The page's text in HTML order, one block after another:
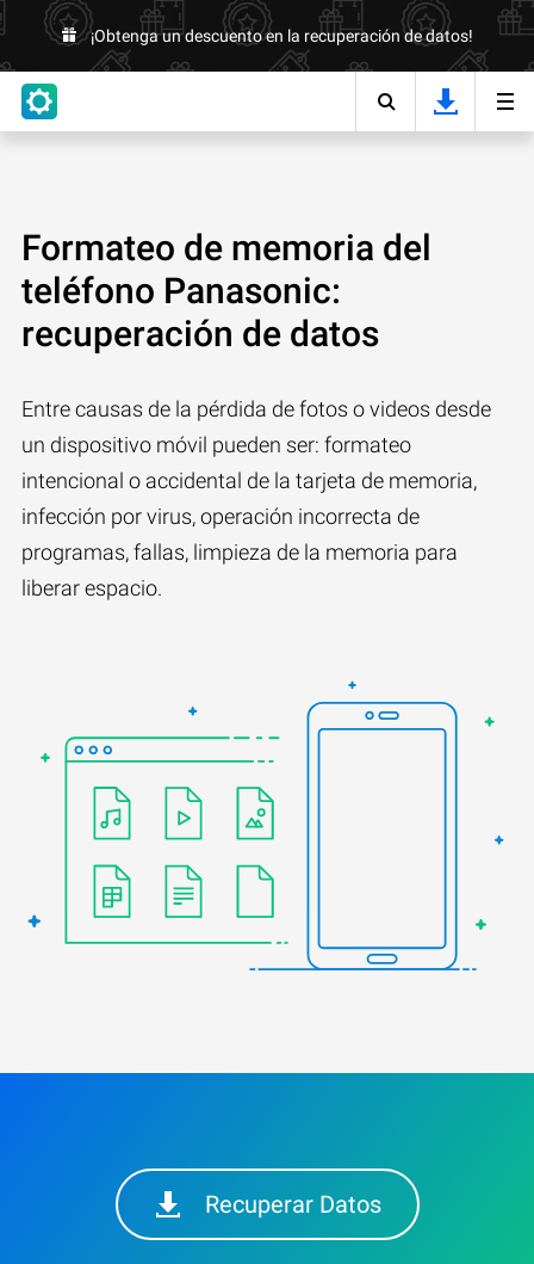
¡Obtenga un descuento en la recuperación de datos!
Formateo de memoria del
teléfono Panasonic:
recuperación de datos
Entre causas de la pérdida de fotos o videos desde
un dispositivo móvil pueden ser: formateo
intencional o accidental de la tarjeta de memoria,
infección por virus, operación incorrecta de
programas, fallas, limpieza de la memoria para
liberar espacio.
Recuperar Datos